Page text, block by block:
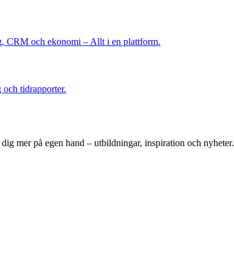
CRM och ekonomi – Allt i en plattform.
tidrapporter.
mer på egen hand – utbildningar, inspiration och nyheter.